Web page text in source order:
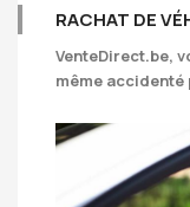
RACHAT DE
VenteDirect.be,
même